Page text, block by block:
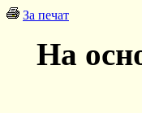
За печат
На